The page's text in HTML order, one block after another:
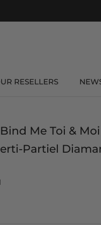
RESELLERS
Me Toi &
Partiel